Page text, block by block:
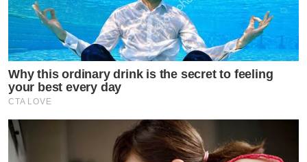
Why this ordinary drink is the secret to feeling
your best every day
CTA LOVE